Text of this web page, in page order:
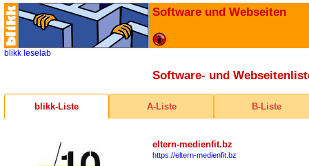
Software und Webseiten
blikk leselab
Software- und
blikk-Liste A-Liste B-Liste
eltern-medienfit.bz
https://eltern-medienfit.bz